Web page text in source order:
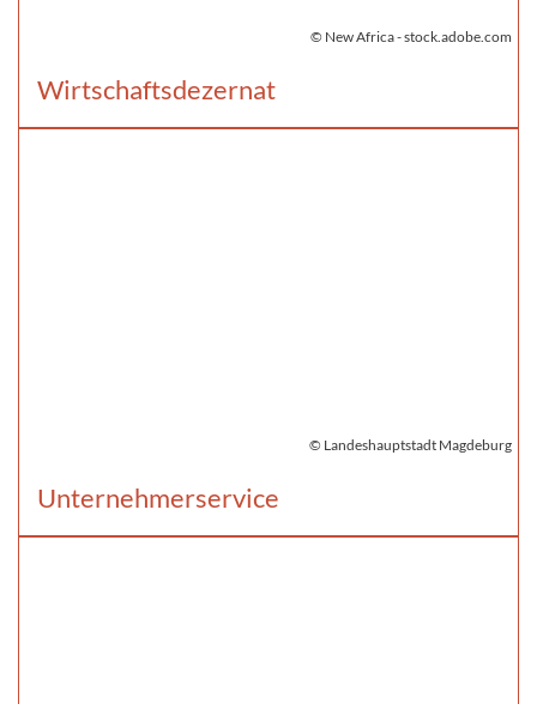
© New Africa - stock.adobe.com
Wirtschaftsdezernat
© Landeshauptstadt Magdeburg
Unternehmerservice